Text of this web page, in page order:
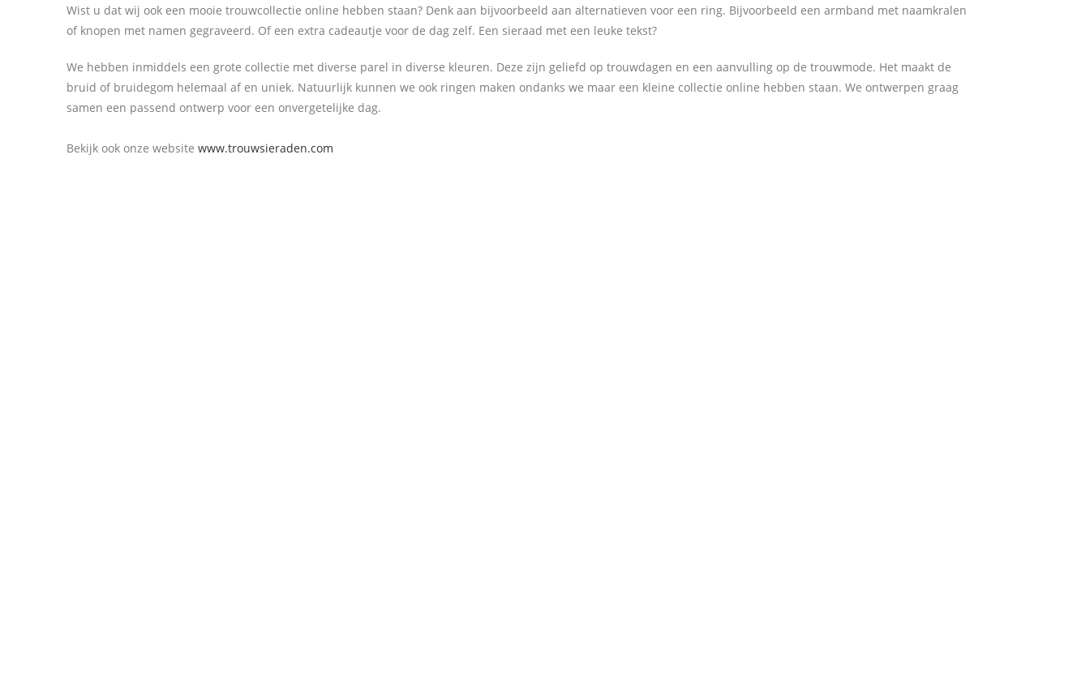
Wist u dat wij ook een mooie trouwcollectie online hebben staan? Denk aan bijvoorbeeld aan alternatieven voor een ring. Bijvoorbeeld een armband met naamkralen
of knopen met namen gegraveerd. Of een extra cadeautje voor de dag zelf. Een sieraad met een leuke tekst?
We hebben inmiddels een grote collectie met diverse parel in diverse kleuren. Deze zijn geliefd op trouwdagen en een aanvulling op de trouwmode. Het maakt de
bruid of bruidegom helemaal af en uniek. Natuurlijk kunnen we ook ringen maken ondanks we maar een kleine collectie online hebben staan. We ontwerpen graag
samen een passend ontwerp voor een onvergetelijke dag.
Bekijk ook onze website www.trouwsieraden.com